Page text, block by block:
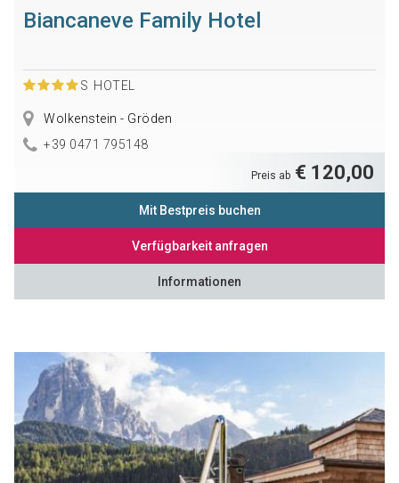
Biancaneve Family Hotel
S HOTEL
Wolkenstein - Gröden
+39 0471 795148
Preis ab € 120,00
Mit Bestpreis buchen
Verfügbarkeit anfragen
Informationen